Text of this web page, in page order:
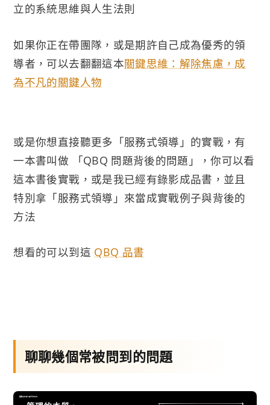
立的系統思維與人生法則
如果你正在帶團隊，或是期許自己成為優秀的領
導者，可以去翻翻這本關鍵思維：解除焦慮，成
為不凡的關鍵人物
或是你想直接聽更多「服務式領導」的實戰，有
一本書叫做 「QBQ 問題背後的問題」，你可以看
這本書後實戰，或是我已經有錄影成品書，並且
特別拿「服務式領導」來當成實戰例子與背後的
方法
想看的可以到這 QBQ 品書
聊聊幾個常被問到的問題